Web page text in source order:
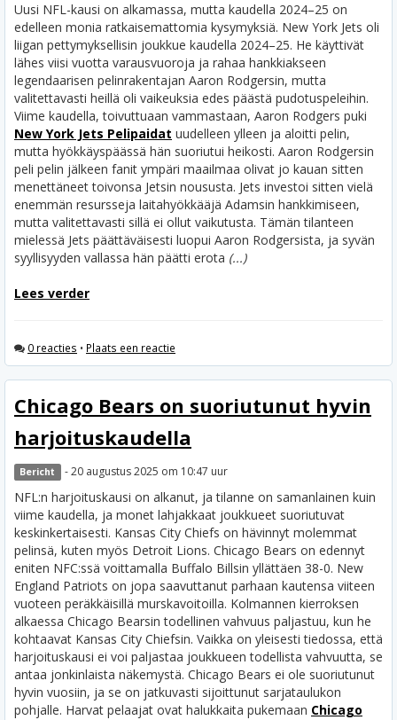
Uusi NFL-kausi on alkamassa, mutta kaudella 2024–25 on
edelleen monia ratkaisemattomia kysymyksiä. New York Jets oli
liigan pettymyksellisin joukkue kaudella 2024–25. He käyttivät
lähes viisi vuotta varausvuoroja ja rahaa hankkiakseen
legendaarisen pelinrakentajan Aaron Rodgersin, mutta
valitettavasti heillä oli vaikeuksia edes päästä pudotuspeleihin.
Viime kaudella, toivuttuaan vammastaan, Aaron Rodgers puki
New York Jets Pelipaidat uudelleen ylleen ja aloitti pelin,
mutta hyökkäyspäässä hän suoriutui heikosti. Aaron Rodgersin
peli pelin jälkeen fanit ympäri maailmaa olivat jo kauan sitten
menettäneet toivonsa Jetsin noususta. Jets investoi sitten vielä
enemmän resursseja laitahyökkääjä Adamsin hankkimiseen,
mutta valitettavasti sillä ei ollut vaikutusta. Tämän tilanteen
mielessä Jets päättäväisesti luopui Aaron Rodgersista, ja syvän
syyllisyyden vallassa hän päätti erota (...)
Lees verder
0 reacties • Plaats een reactie
Chicago Bears on suoriutunut hyvin
harjoituskaudella
Bericht - 20 augustus 2025 om 10:47 uur
NFL:n harjoituskausi on alkanut, ja tilanne on samanlainen kuin
viime kaudella, ja monet lahjakkaat joukkueet suoriutuvat
keskinkertaisesti. Kansas City Chiefs on hävinnyt molemmat
pelinsä, kuten myös Detroit Lions. Chicago Bears on edennyt
eniten NFC:ssä voittamalla Buffalo Billsin yllättäen 38-0. New
England Patriots on jopa saavuttanut parhaan kautensa viiteen
vuoteen peräkkäisillä murskavoitoilla. Kolmannen kierroksen
alkaessa Chicago Bearsin todellinen vahvuus paljastuu, kun he
kohtaavat Kansas City Chiefsin. Vaikka on yleisesti tiedossa, että
harjoituskausi ei voi paljastaa joukkueen todellista vahvuutta, se
antaa jonkinlaista näkemystä. Chicago Bears ei ole suoriutunut
hyvin vuosiin, ja se on jatkuvasti sijoittunut sarjataulukon
pohjalle. Harvat pelaajat ovat halukkaita pukemaan Chicago